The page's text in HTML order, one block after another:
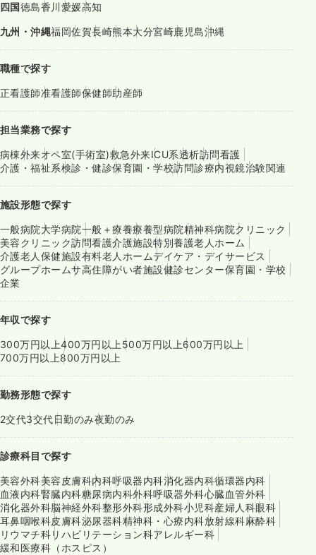
四国徳島香川愛媛高知
九州・沖縄福岡佐賀長崎熊本大分宮崎鹿児島沖縄
職種で探す
正看護師准看護師保健師助産師
担当業務で探す
病棟外来オペ室(手術室)救急外来ICU系透析訪問看護
介護・福祉系検診・健診保育園・学校訪問診療内視鏡治験関連
施設形態で探す
一般病院大学病院一般＋療養療養型病院精神科病院クリニック
美容クリニック訪問看護介護施設特別養護老人ホーム
介護老人保健施設有料老人ホームデイケア・デイサービス
グループホームサ高住障がい者施設健診センター保育園・学校
企業
年収で探す
300万円以上400万円以上 500万円以上600万円以上
700万円以上800万円以上
勤務形態で探す
2交代3交代日勤のみ夜勤のみ
診療科目で探す
美容外科美容皮膚科内科呼吸器内科消化器内科循環器内科
血液内科腎臓内科糖尿病内科外科呼吸器外科心臓血管外科
消化器外科脳神経外科整形外科形成外科小児科産婦人科眼科
耳鼻咽喉科皮膚科泌尿器科精神科・心療内科放射線科麻酔科
リウマチ科リハビリテーション科アレルギー科
緩和医療科（ホスピス）